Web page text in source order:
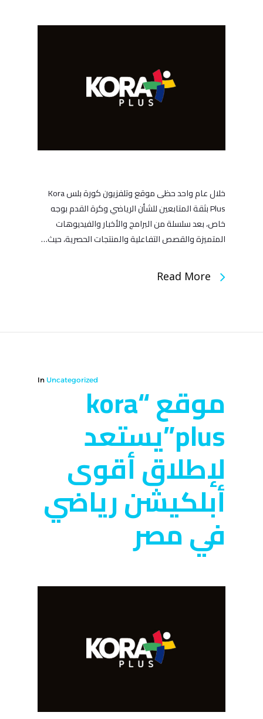
خلال عام واحد حظى موقع وتلفزيون كورة بلس Kora
Plus بثقة المتابعين للشأن الرياضي وكرة القدم بوجه
خاص، بعد سلسلة من البرامج والأخبار والفيديوهات
المتميزة والقصص التفاعلية والمنتجات الحصرية، حيث…
Read More
In Uncategorizedموقع “kora
plus”يستعد
لإطلاق أقوى
أبلكيشن رياضي
في مصر